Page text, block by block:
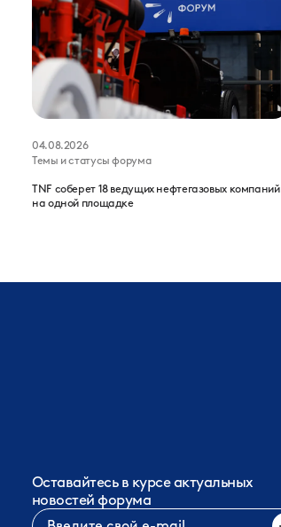
04.08.2026
Темы и статусы форума
TNF соберет 18 ведущих нефтегазовых компаний
на одной площадке
Оставайтесь в курсе актуальных
новостей форума